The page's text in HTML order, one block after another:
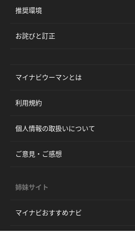
推奨環境
お詫びと訂正
マイナビウーマンとは
利用規約
個人情報の取扱いについて
ご意見・ご感想
姉妹サイト
マイナビおすすめナビ